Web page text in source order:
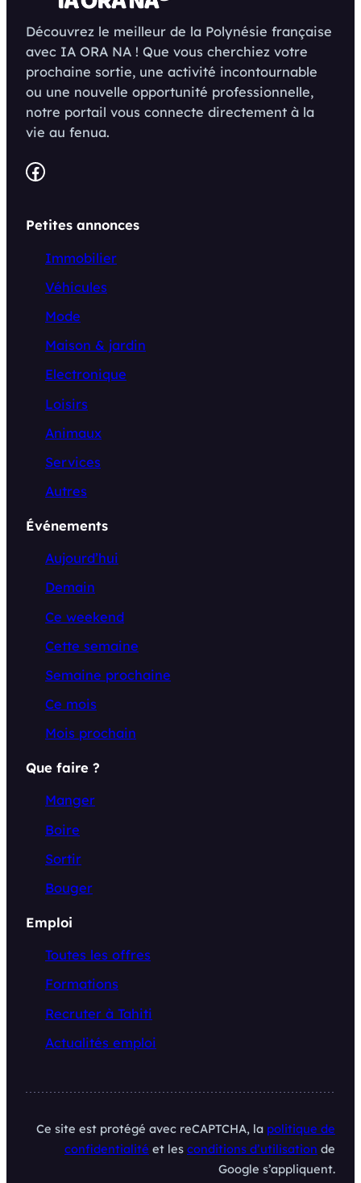
Découvrez le meilleur de la Polynésie française
avec IA ORA NA ! Que vous cherchiez votre
prochaine sortie, une activité incontournable
ou une nouvelle opportunité professionnelle,
notre portail vous connecte directement à la
vie au fenua.
Facebook
Petites annonces
Immobilier
Véhicules
Mode
Maison & jardin
Electronique
Loisirs
Animaux
Services
Autres
Événements
Aujourd’hui
Demain
Ce weekend
Cette semaine
Semaine prochaine
Ce mois
Mois prochain
Que faire ?
Manger
Boire
Sortir
Bouger
Emploi
Toutes les offres
Formations
Recruter à Tahiti
Actualités emploi
Ce site est protégé avec reCAPTCHA, la politique de
confidentialité et les conditions d’utilisation de
Google s’appliquent.